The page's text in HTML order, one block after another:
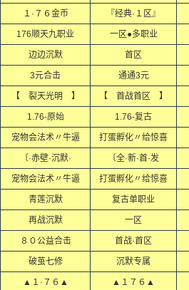
１·７６金币 『经典·１区』
176顺天九职业 一区●多职业
边边沉默 首区
3元合击 通通3元
【 裂天光明 】 【 首战首区 】
1.76-原始 1.76-复古
宠物会法术〃牛逼 打蛋孵化〃给惊喜
〔·赤壁·沉默· 〔全·新·首·发
宠物会法术〃牛逼 打蛋孵化〃给惊喜
青莲沉默 复古单职业
再战沉默 一区
８０公益合击 首战·首区
破茧七修 沉默专属
▲１·７６▲ ▲１７６▲